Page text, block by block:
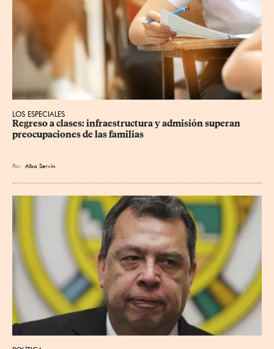
LOS ESPECIALES
Regreso a clases: infraestructura y admisión superan
preocupaciones de las familias
Por Alba Servín